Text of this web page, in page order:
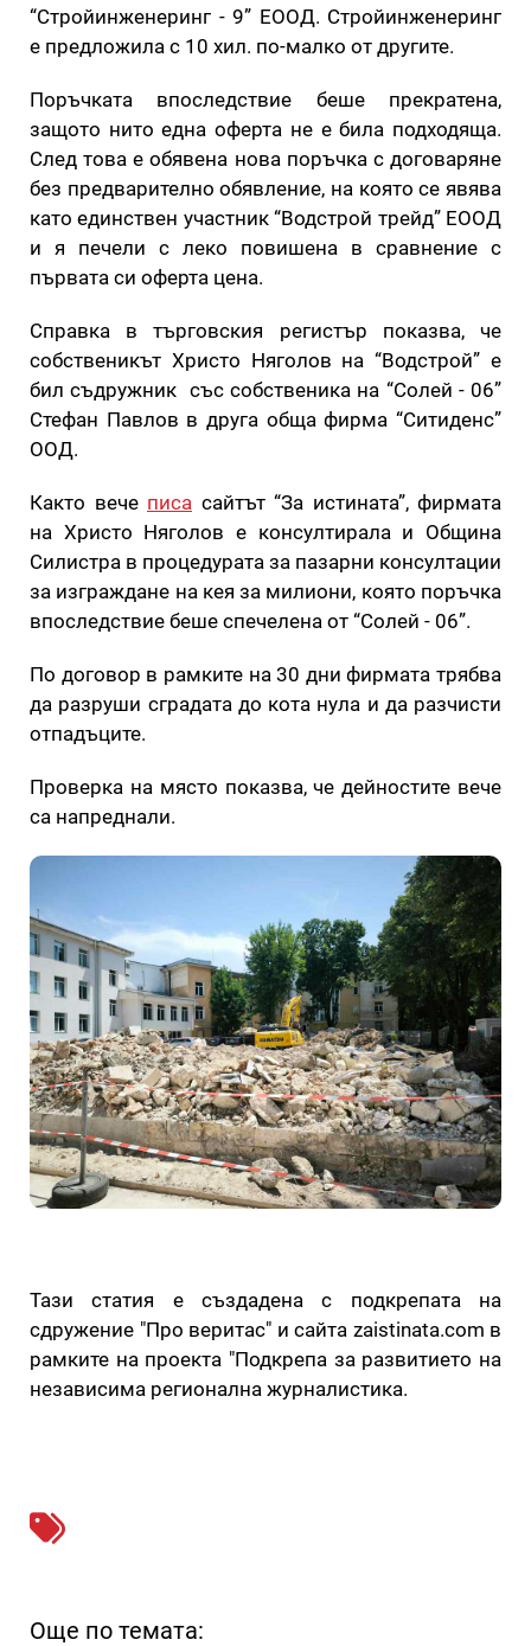
“Стройинженеринг - 9” ЕООД. Стройинженеринг
е предложила с 10 хил. по-малко от другите.
Поръчката впоследствие беше прекратена,
защото нито една оферта не е била подходяща.
След това е обявена нова поръчка с договаряне
без предварително обявление, на която се явява
като единствен участник “Водстрой трейд” ЕООД
и я печели с леко повишена в сравнение с
първата си оферта цена.
Справка в търговския регистър показва, че
собственикът Христо Няголов на “Водстрой” е
бил съдружник със собственика на “Солей - 06”
Стефан Павлов в друга обща фирма “Ситиденс”
ООД.
Както вече писа сайтът “За истината”, фирмата
на Христо Няголов е консултирала и Община
Силистра в процедурата за пазарни консултации
за изграждане на кея за милиони, която поръчка
впоследствие беше спечелена от “Солей - 06”.
По договор в рамките на 30 дни фирмата трябва
да разруши сградата до кота нула и да разчисти
отпадъците.
Проверка на място показва, че дейностите вече
са напреднали.
Тази статия е създадена с подкрепата на
сдружение "Про веритас" и сайта zaistinata.com в
рамките на проекта "Подкрепа за развитието на
независима регионална журналистика.
Още по темата: